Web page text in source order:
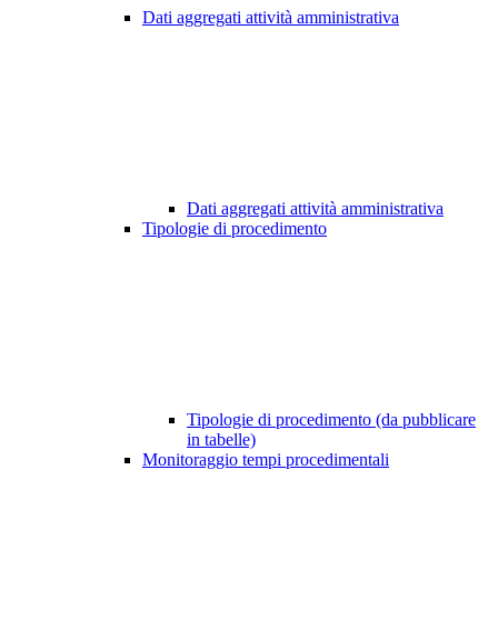
Dati aggregati attività amministrativa
Dati aggregati attività amministrativa
Tipologie di procedimento
Tipologie di procedimento (da pubblicare
in tabelle)
Monitoraggio tempi procedimentali